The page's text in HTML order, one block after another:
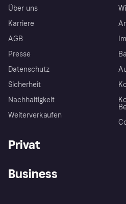
Über uns
Karriere
AGB
Presse
Datenschutz
Sicherheit
Nachhaltigkeit
Weiterverkaufen
Privat
Business